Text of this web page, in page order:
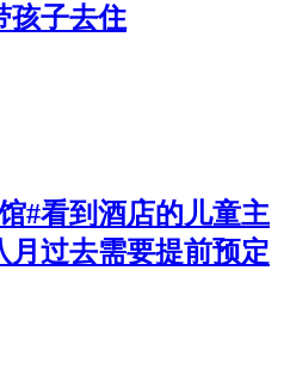
孩子去住
#看到酒店的儿童主
月过去需要提前预定